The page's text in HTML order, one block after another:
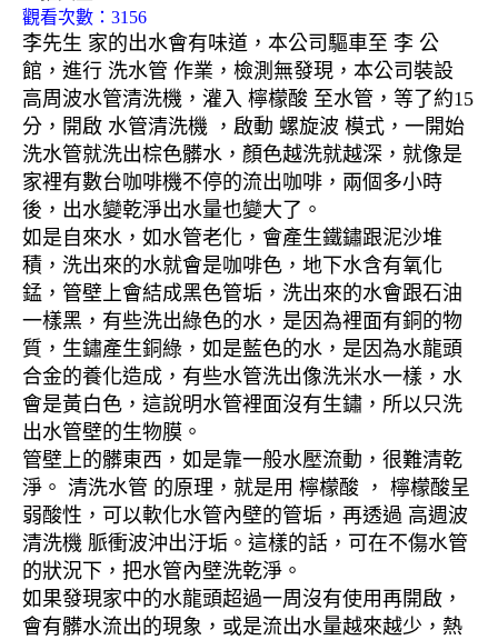
觀看次數：3156
李先生 家的出水會有味道，本公司驅車至 李 公
館，進行 洗水管 作業，檢測無發現，本公司裝設
高周波水管清洗機，灌入 檸檬酸 至水管，等了約15
分，開啟 水管清洗機 ，啟動 螺旋波 模式，一開始
洗水管就洗出棕色髒水，顏色越洗就越深，就像是
家裡有數台咖啡機不停的流出咖啡，兩個多小時
後，出水變乾淨出水量也變大了。
如是自來水，如水管老化，會產生鐵鏽跟泥沙堆
積，洗出來的水就會是咖啡色，地下水含有氧化
錳，管壁上會結成黑色管垢，洗出來的水會跟石油
一樣黑，有些洗出綠色的水，是因為裡面有銅的物
質，生鏽產生銅綠，如是藍色的水，是因為水龍頭
合金的養化造成，有些水管洗出像洗米水一樣，水
會是黃白色，這說明水管裡面沒有生鏽，所以只洗
出水管壁的生物膜。
管壁上的髒東西，如是靠一般水壓流動，很難清乾
淨。 清洗水管 的原理，就是用 檸檬酸 ， 檸檬酸呈
弱酸性，可以軟化水管內壁的管垢，再透過 高週波
清洗機 脈衝波沖出汙垢。這樣的話，可在不傷水管
的狀況下，把水管內壁洗乾淨。
如果發現家中的水龍頭超過一周沒有使用再開啟，
會有髒水流出的現象，或是流出水量越來越少，熱